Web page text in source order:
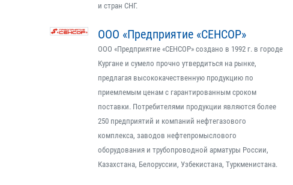
и стран СНГ.
ООО «Предприятие «СЕНСОР»
ООО «Предприятие «СЕНСОР» создано в 1992 г. в городе
Кургане и сумело прочно утвердиться на рынке,
предлагая высококачественную продукцию по
приемлемым ценам с гарантированным сроком
поставки. Потребителями продукции являются более
250 предприятий и компаний нефтегазового
комплекса, заводов нефтепромыслового
оборудования и трубопроводной арматуры России,
Казахстана, Белоруссии, Узбекистана, Туркменистана.